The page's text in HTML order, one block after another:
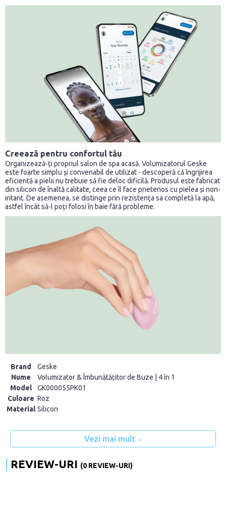
Creează pentru confortul tău
Organizează-ți propriul salon de spa acasă. Volumizatorul Geske
este foarte simplu și convenabil de utilizat - descoperă că îngrijirea
eficientă a pielii nu trebuie să fie deloc dificilă. Produsul este fabricat
din silicon de înaltă calitate, ceea ce îl face prietenos cu pielea și non-
iritant. De asemenea, se distinge prin rezistența sa completă la apă,
astfel încât să-l poți folosi în baie fără probleme.
Brand
Geske
Nume
Volumizator & Îmbunătățitor de Buze | 4 în 1
Model
GK000055PK01
Culoare Roz
Material Silicon
Vezi mai mult
REVIEW-URI (0 REVIEW-URI)